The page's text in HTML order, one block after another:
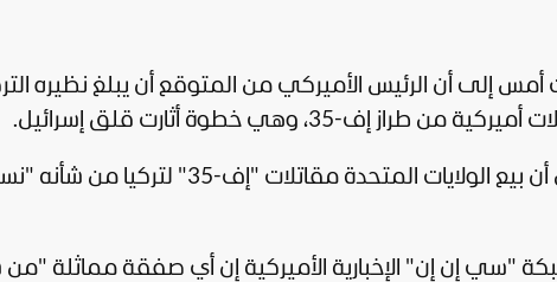
إلى أن الرئيس الأميركي من المتوقع أن يبلغ نظيره
35، وهي خطوة أثارت قلق إسرائيل.
أن بيع الولايات المتحدة
مقاتلات "إف-35" لتركيا من شأنه
"سي إن إن" الإخبارية الأميركية إن أي صفقة مماثلة "من